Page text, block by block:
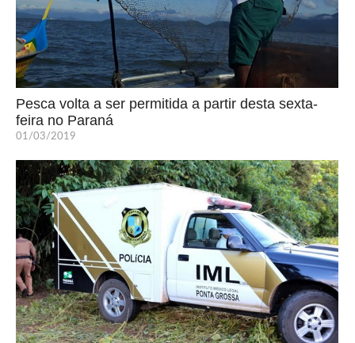
Pesca volta a ser permitida a partir desta sexta-
feira no Paraná
01/03/2019